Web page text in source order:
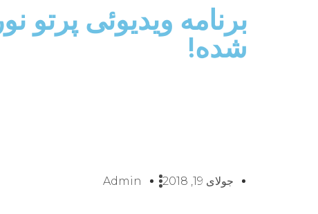
برنامه ویدیوئى پرتو
شده!
جولای 19, 2018 Admin